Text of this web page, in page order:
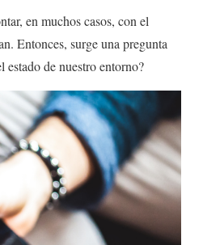
en muchos casos, con el
Entonces, surge una pregunta
estado de nuestro entorno?